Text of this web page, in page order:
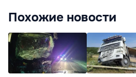
Похожие новости